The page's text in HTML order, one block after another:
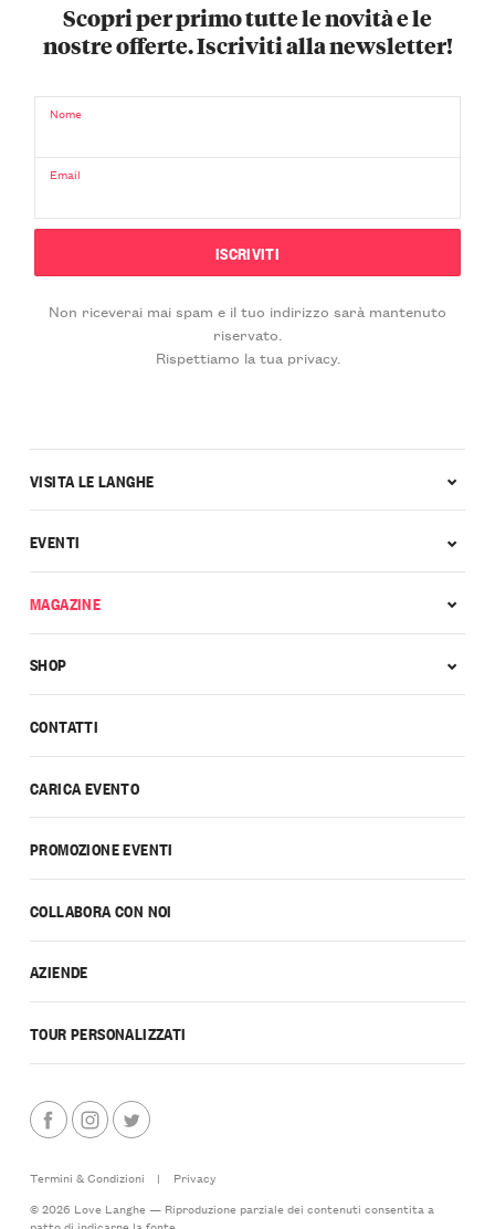
Scopri per primo tutte le novità e le
nostre offerte. Iscriviti alla newsletter!
Nome
Email
Non riceverai mai spam e il tuo indirizzo sarà mantenuto
riservato.
Rispettiamo la tua privacy.
CONTATTI
CARICA EVENTO
PROMOZIONE EVENTI
COLLABORA CON NOI
AZIENDE
TOUR PERSONALIZZATI
VISITA LE LANGHE
EVENTI
MAGAZINE
SHOP
Termini & Condizioni |
Privacy
© 2026 Love Langhe — Riproduzione parziale dei contenuti consentita a